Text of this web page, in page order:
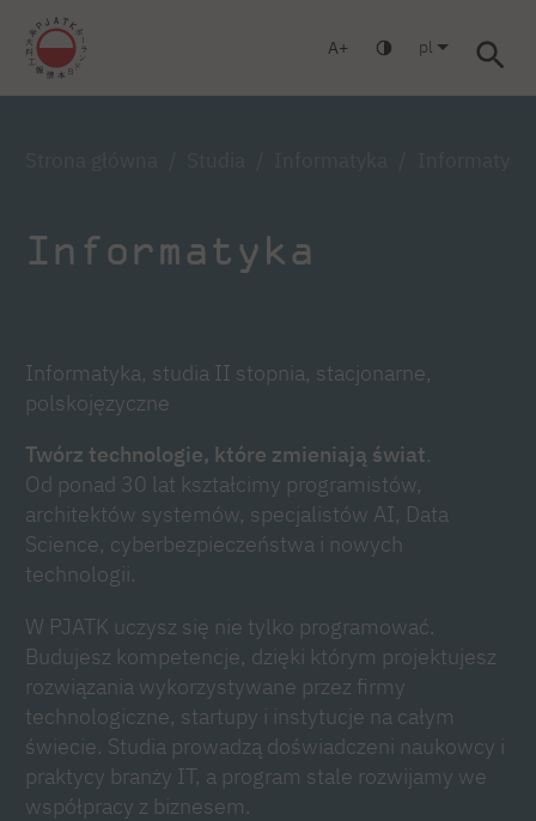
Warszawa Gdańsk Liceum Studia podyplomowe
A pl
Informatyka
Informatyka, studia II stopnia, stacjonarne,
polskojęzyczne
Twórz technologie, które zmieniają świat.
Od ponad 30 lat kształcimy programistów,
architektów systemów, specjalistów AI, Data
Science, cyberbezpieczeństwa i nowych
technologii.
W PJATK uczysz się nie tylko programować.
Budujesz kompetencje, dzięki którym projektujesz
rozwiązania wykorzystywane przez firmy
technologiczne, startupy i instytucje na całym
świecie. Studia prowadzą doświadczeni naukowcy i
praktycy branży IT, a program stale rozwijamy we
współpracy z biznesem.